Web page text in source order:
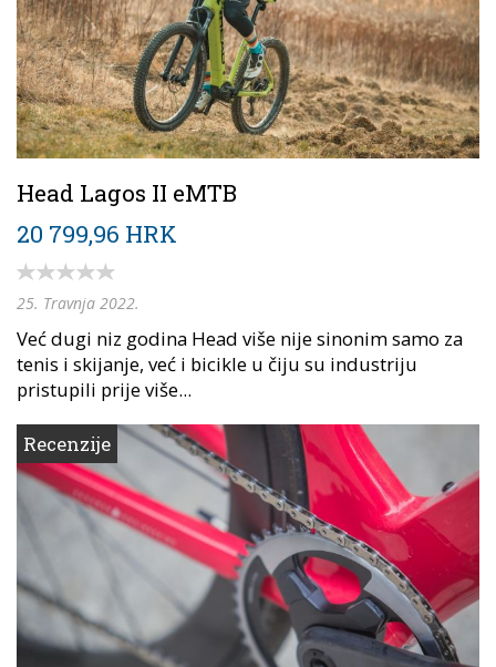
Head Lagos II eMTB
20 799,96 HRK
25. Travnja 2022.
Već dugi niz godina Head više nije sinonim samo za
tenis i skijanje, već i bicikle u čiju su industriju
pristupili prije više...
Recenzije